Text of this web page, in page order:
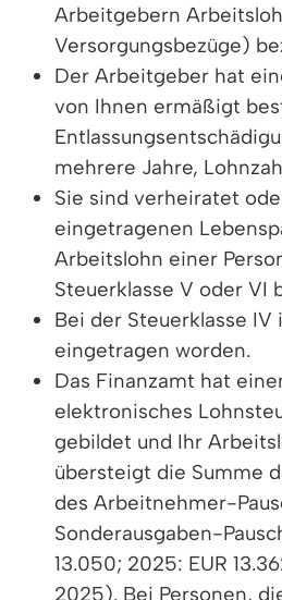
Arbeitgebern
Versorgungsbezüge)
Der Arbeitgeber hat
von Ihnen ermäßigt
mehrere Jahre,
Sie sind verheiratet
eingetragenen
Arbeitslohn einer
Steuerklasse V oder VI
Bei der Steuerklasse IV
eingetragen worden.
Das Finanzamt hat
elektronisches
gebildet und Ihr
übersteigt die Summe
des Arbeitnehmer-
Sonderausgaben-
13.050; 2025: EUR
2025). Bei Personen,